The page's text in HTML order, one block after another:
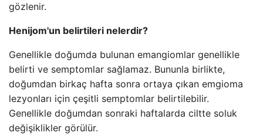
gözlenir.
Henijom'un belirtileri nelerdir?
Genellikle doğumda bulunan emangiomlar genellikle
belirti ve semptomlar sağlamaz. Bununla birlikte,
doğumdan birkaç hafta sonra ortaya çıkan emgioma
lezyonları için çeşitli semptomlar belirtilebilir.
Genellikle doğumdan sonraki haftalarda ciltte soluk
değişiklikler görülür.